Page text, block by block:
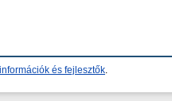
és fejlesztők